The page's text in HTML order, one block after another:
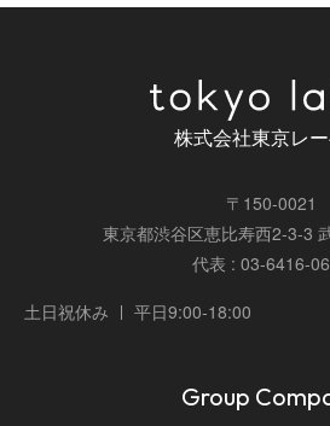
株式会社東京レ
〒150-0021
東京都渋谷区恵比寿西2-3-3
代表 : 03-6416-
土日祝休み
平日9:00-18:00
Group